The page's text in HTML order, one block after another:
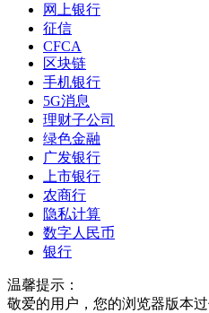
网上银行
征信
CFCA
区块链
手机银行
5G消息
理财子公司
绿色金融
广发银行
上市银行
农商行
隐私计算
数字人民币
银行
温馨提示：
敬爱的用户，您的浏览器版本